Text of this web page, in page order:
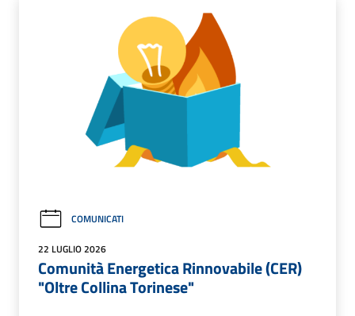
COMUNICATI
22 LUGLIO 2026
Comunità Energetica Rinnovabile (CER)
"Oltre Collina Torinese"